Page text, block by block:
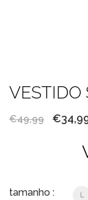
VESTIDO
€49,99
O
€
tamanho : L